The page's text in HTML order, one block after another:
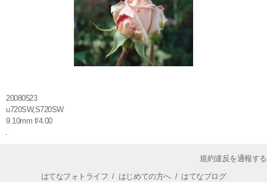
20080523
u720SW,S720SW
9.10mm f/4.00
規約違反を通報する
はてなフォトライフ / はじめての方へ/ はてなブログ